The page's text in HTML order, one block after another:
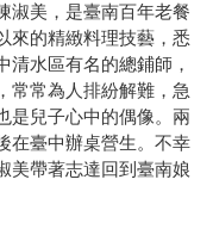
淑美，是臺南百年老餐
來的精緻料理技藝，悉
清水區有名的總鋪師，
常常為人排紛解難，急
是兒子心中的偶像。兩
在臺中辦桌營生。不幸
美帶著志達回到臺南娘